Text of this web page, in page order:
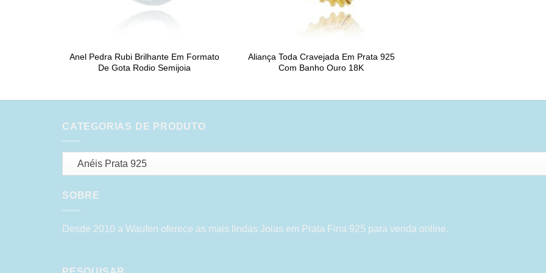
Anel Pedra Rubi Brilhante Em Formato
De Gota Rodio Semijoia
Aliança Toda Cravejada Em Prata 925
Com Banho Ouro 18K
CATEGORIAS DE PRODUTO
Anéis Prata 925
SOBRE
Desde 2010 a Waufen oferece as mais lindas Joias em Prata Fina 925 para venda online.